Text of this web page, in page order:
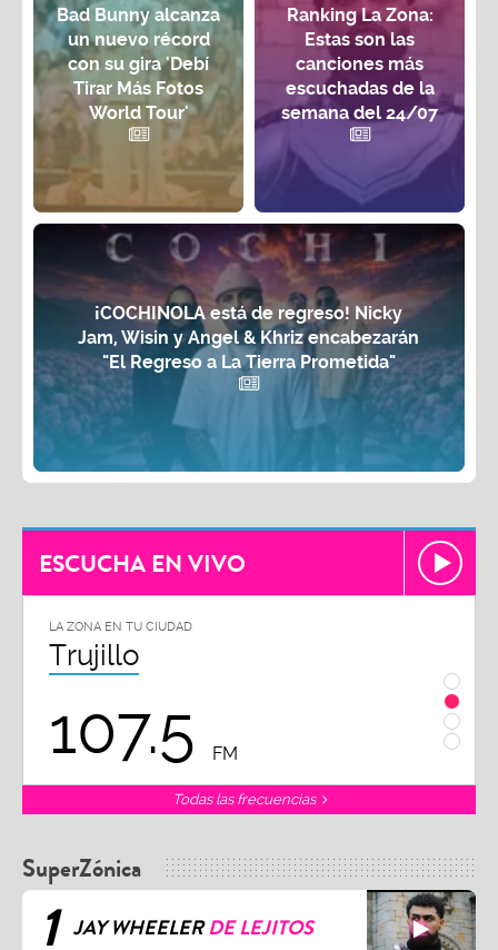
Bad Bunny alcanza
un nuevo récord
con su gira 'Debí
Tirar Más Fotos
World Tour'
Ranking La Zona:
Estas son las
canciones más
escuchadas de la
semana del 24/07
¡COCHINOLA está de regreso! Nicky
Jam, Wisin y Angel & Khriz encabezarán
"El Regreso a La Tierra Prometida"
ESCUCHA EN VIVO
LA ZONA EN TU CIUDAD
Trujillo
107.5 FM
Todas las frecuencias
SuperZónica
1 JAY WHEELERDE LEJITOS